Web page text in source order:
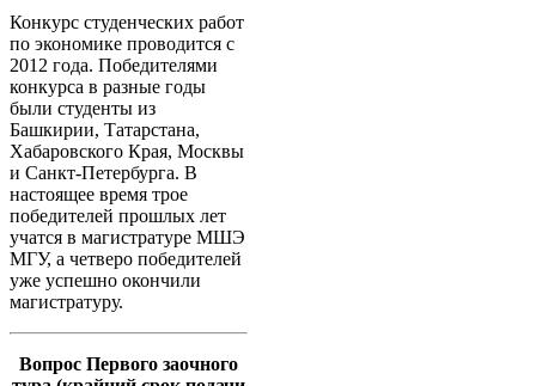
Конкурс студенческих работ
по экономике проводится с
2012 года. Победителями
конкурса в разные годы
были студенты из
Башкирии, Татарстана,
Хабаровского Края, Москвы
и Санкт-Петербурга. В
настоящее время трое
победителей прошлых лет
учатся в магистратуре МШЭ
МГУ, а четверо победителей
уже успешно окончили
магистратуру.
Вопрос Первого заочного